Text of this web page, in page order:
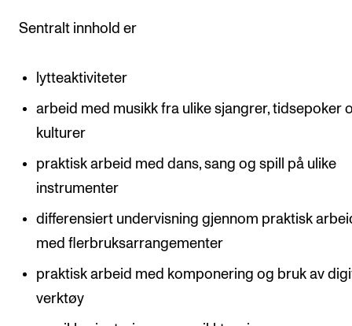
Sentralt innhold er
lytteaktiviteter
arbeid med musikk fra ulike sjangrer, tidsepoker
kulturer
praktisk arbeid med dans, sang og spill på ulike
instrumenter
differensiert undervisning gjennom praktisk
med flerbruksarrangementer
praktisk arbeid med komponering og bruk av
verktøy